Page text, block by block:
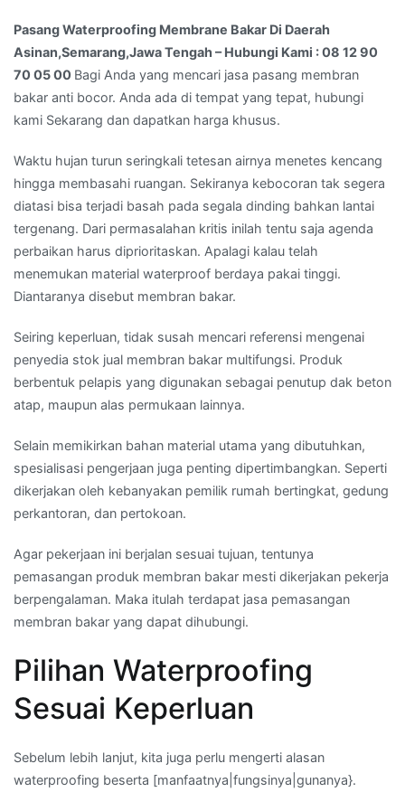
Kami
:
08
12
90
05
00
Pasang Waterproofing Membrane Bakar Di Daerah
Asinan,Semarang,Jawa Tengah – Hubungi Kami : 08 12 90
70 05 00 Bagi Anda yang mencari jasa pasang membran
bakar anti bocor. Anda ada di tempat yang tepat, hubungi
kami Sekarang dan dapatkan harga khusus.
Waktu hujan turun seringkali tetesan airnya menetes kencang
hingga membasahi ruangan. Sekiranya kebocoran tak segera
diatasi bisa terjadi basah pada segala dinding bahkan lantai
tergenang. Dari permasalahan kritis inilah tentu saja agenda
perbaikan harus diprioritaskan. Apalagi kalau telah
menemukan material waterproof berdaya pakai tinggi.
Diantaranya disebut membran bakar.
Seiring keperluan, tidak susah mencari referensi mengenai
penyedia stok jual membran bakar multifungsi. Produk
berbentuk pelapis yang digunakan sebagai penutup dak beton
atap, maupun alas permukaan lainnya.
Selain memikirkan bahan material utama yang dibutuhkan,
spesialisasi pengerjaan juga penting dipertimbangkan. Seperti
dikerjakan oleh kebanyakan pemilik rumah bertingkat, gedung
perkantoran, dan pertokoan.
Agar pekerjaan ini berjalan sesuai tujuan, tentunya
pemasangan produk membran bakar mesti dikerjakan pekerja
berpengalaman. Maka itulah terdapat jasa pemasangan
membran bakar yang dapat dihubungi.
Pilihan Waterproofing
Sesuai Keperluan
Sebelum lebih lanjut, kita juga perlu mengerti alasan
waterproofing beserta [manfaatnya|fungsinya|gunanya}.